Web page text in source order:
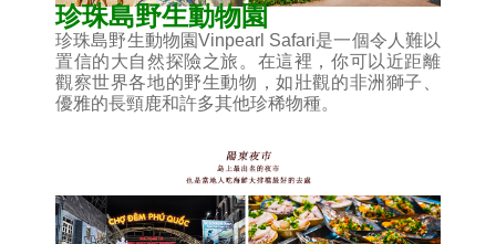
珍珠島野生動物園
珍珠島野生動物園Vinpearl Safari是一個令人難以
置信的大自然探險之旅。在這裡，你可以近距離
觀察世界各地的野生動物，如壯觀的非洲獅子、
優雅的長頸鹿和許多其他珍稀物種。